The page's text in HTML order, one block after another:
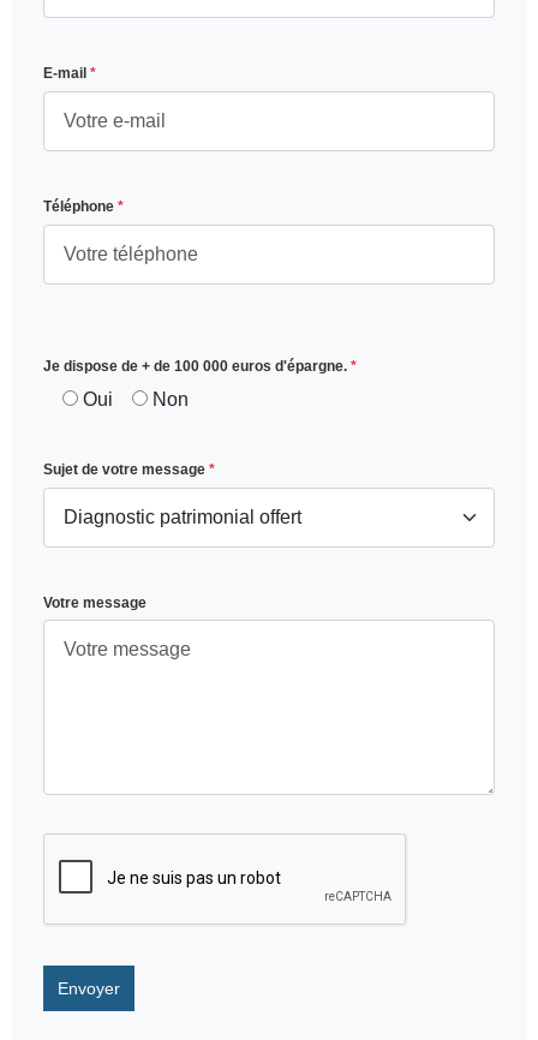
E-mail *
Téléphone *
Je dispose de + de 100 000 euros d'épargne. *
Oui Non
Sujet de votre message *
Votre message